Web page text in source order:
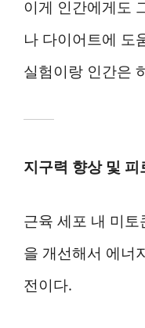
이게 인간에게도
나 다이어트에 도
실험이랑 인간은
지구력 향상 및 피
근육 세포 내 미
을 개선해서 에너
전이다.